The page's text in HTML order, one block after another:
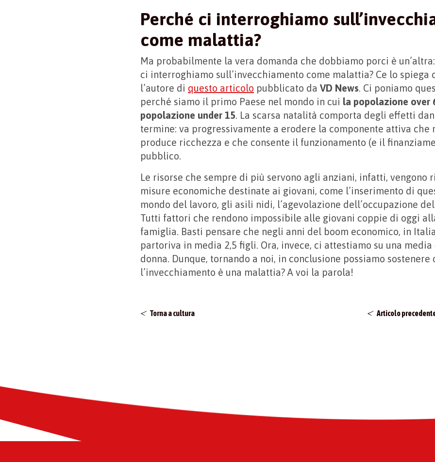
Perché ci interroghiamo
come malattia?
Ma probabilmente la vera domanda che dobbiamo porci è
ci interroghiamo sull’invecchiamento come malattia? Ce lo spiega
l’autore di questo articolo pubblicato daVD News. Ci poniamo
perché siamo il primo Paese nel mondo in cui la popolazione over
popolazione under 15. La scarsa natalità comporta degli effetti
termine: va progressivamente a erodere la componente attiva che
produce ricchezza e che consente il funzionamento (e il
pubblico.
Le risorse che sempre di più servono agli anziani, infatti, vengono
misure economiche destinate ai giovani, come l’inserimento di
mondo del lavoro, gli asili nidi, l’agevolazione dell’occupazione
Tutti fattori che rendono impossibile alle giovani coppie di oggi
famiglia. Basti pensare che negli anni del boom economico, in
partoriva in media 2,5 figli. Ora, invece, ci attestiamo su una
donna. Dunque, tornando a noi, in conclusione possiamo sostenere
l’invecchiamento è una malattia? A voi la parola!
Torna a cultura Articolo